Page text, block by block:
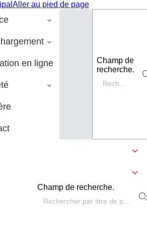
Aller au pied de page
en ligne
Champ de
recherche.
Champ de recherche.